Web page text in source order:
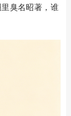
臭名昭著，谁